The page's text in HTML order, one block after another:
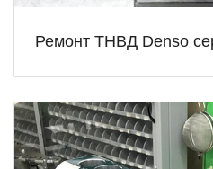
Ремонт ТНВД Denso